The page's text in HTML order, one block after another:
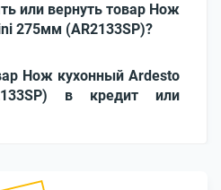
или вернуть товар Нож
275мм (AR2133SP)?
Нож кухонный Ardesto
в кредит или